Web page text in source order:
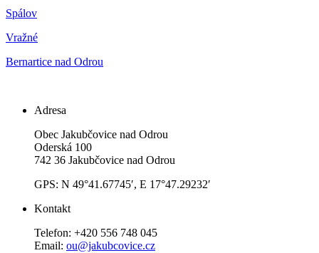
Spálov
Vražné
Bernartice nad Odrou
Adresa
Obec Jakubčovice nad Odrou
Oderská 100
742 36 Jakubčovice nad Odrou
GPS: N 49°41.67745′, E 17°47.29232′
Kontakt
Telefon: +420 556 748 045
Email: ou@jakubcovice.cz